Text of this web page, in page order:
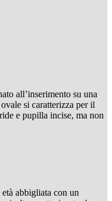
all’inserimento su una
si caratterizza per il
e pupilla incise, ma non
abbigliata con un